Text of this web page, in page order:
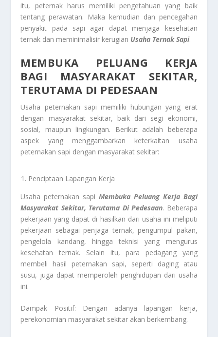
itu, peternak harus memiliki pengetahuan yang baik
tentang perawatan. Maka kemudian dan pencegahan
penyakit pada sapi agar dapat menjaga kesehatan
ternak dan meminimalisir kerugian Usaha Ternak Sapi.
MEMBUKA PELUANG KERJA
BAGI MASYARAKAT SEKITAR,
TERUTAMA DI PEDESAAN
Usaha peternakan sapi memiliki hubungan yang erat
dengan masyarakat sekitar, baik dari segi ekonomi,
sosial, maupun lingkungan. Berikut adalah beberapa
aspek yang menggambarkan keterkaitan usaha
peternakan sapi dengan masyarakat sekitar:
Penciptaan Lapangan Kerja
Usaha peternakan sapi Membuka Peluang Kerja Bagi
Masyarakat Sekitar, Terutama Di Pedesaan. Beberapa
pekerjaan yang dapat di hasilkan dari usaha ini meliputi
pekerjaan sebagai penjaga ternak, pengumpul pakan,
pengelola kandang, hingga teknisi yang mengurus
kesehatan ternak. Selain itu, para pedagang yang
membeli hasil peternakan sapi, seperti daging atau
susu, juga dapat memperoleh penghidupan dari usaha
ini.
Dampak Positif: Dengan adanya lapangan kerja,
perekonomian masyarakat sekitar akan berkembang.